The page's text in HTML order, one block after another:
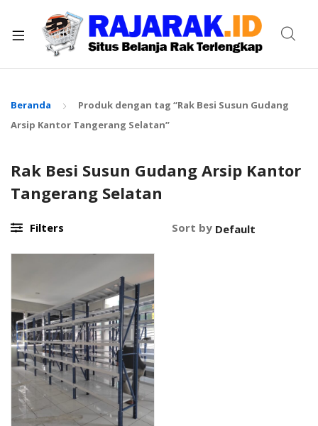
Beranda
Produk dengan tag “Rak Besi Susun Gudang
Arsip Kantor Tangerang Selatan”
Rak Besi Susun Gudang Arsip Kantor
Tangerang Selatan
Filters Sort by